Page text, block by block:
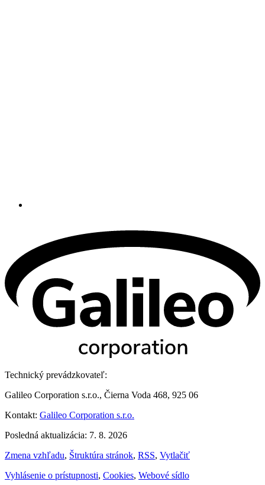
Technický prevádzkovateľ:
Galileo Corporation s.r.o., Čierna Voda 468, 925 06
Kontakt: Galileo Corporation s.r.o.
Posledná aktualizácia: 7. 8. 2026
Zmena vzhľadu, Štruktúra stránok, RSS, Vytlačiť
Vyhlásenie o prístupnosti, Cookies, Webové sídlo